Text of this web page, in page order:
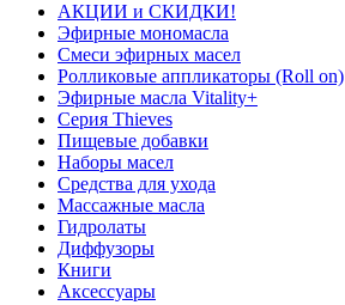
АКЦИИ и СКИДКИ!
Эфирные мономасла
Смеси эфирных масел
Ролликовые аппликаторы (Roll on)
Эфирные масла Vitality+
Серия Thieves
Пищевые добавки
Наборы масел
Средства для ухода
Массажные масла
Гидролаты
Диффузоры
Книги
Аксессуары